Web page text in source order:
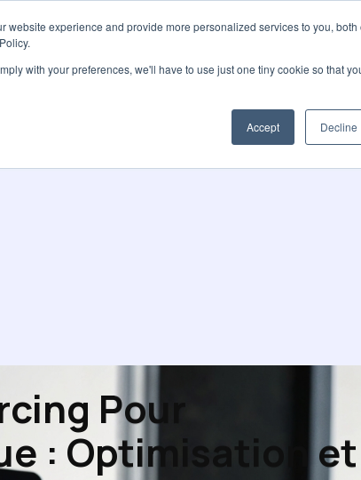
experience and provide more personalized services to you, both
with your preferences, we'll have to use just one tiny cookie so that
Accept Decline
Ressources À propos Blog
Pour
: Optimisation et